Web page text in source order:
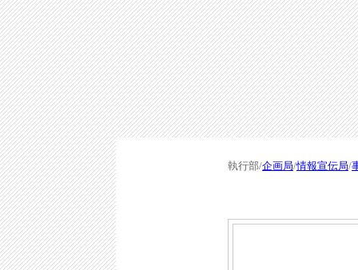
執行部/企画局/情報宣伝局/